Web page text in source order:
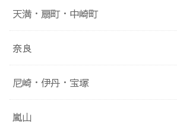
天満・扇町・中崎町
奈良
尼崎・伊丹・宝塚
嵐山